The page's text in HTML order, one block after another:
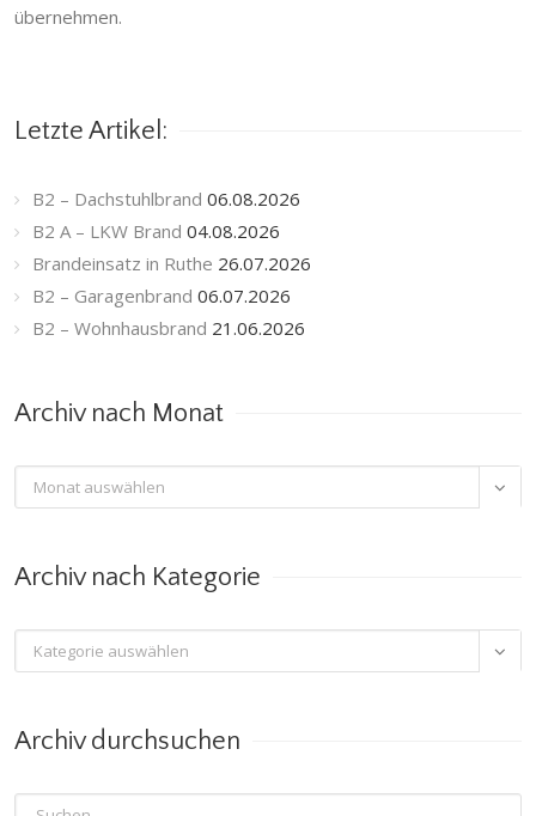
übernehmen.
Letzte Artikel:
B2 – Dachstuhlbrand 06.08.2026
B2 A – LKW Brand 04.08.2026
Brandeinsatz in Ruthe 26.07.2026
B2 – Garagenbrand 06.07.2026
B2 – Wohnhausbrand 21.06.2026
Archiv nach Monat
Archiv
nach

Archiv nach Kategorie
Archiv
nach

Archiv durchsuchen